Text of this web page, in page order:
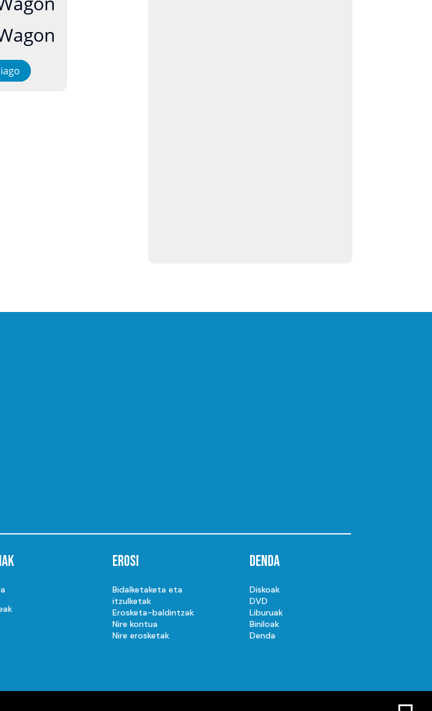
Erosi
Bidalketaketa eta
itzulketak
Erosketa-baldintzak
Nire kontua
Nire erosketak
Denda
Diskoak
DVD
Liburuak
Biniloak
Denda